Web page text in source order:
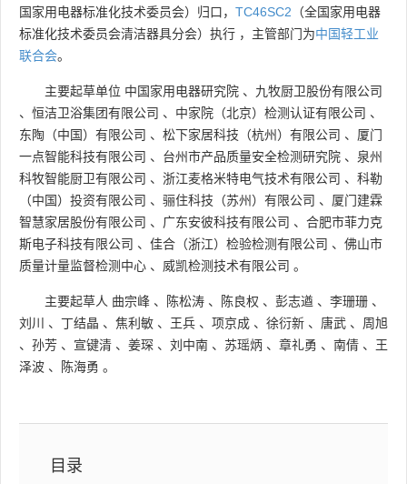
国家用电器标准化技术委员会）归口， TC46SC2 （全国家用电器
标准化技术委员会清洁器具分会）执行 ，主管部门为中国轻工业
联合会。
主要起草单位 中国家用电器研究院 、 九牧厨卫股份有限公司
、 恒洁卫浴集团有限公司 、 中家院（北京）检测认证有限公司 、
东陶（中国）有限公司 、 松下家居科技（杭州）有限公司 、 厦门
一点智能科技有限公司 、 台州市产品质量安全检测研究院 、 泉州
科牧智能厨卫有限公司 、 浙江麦格米特电气技术有限公司 、 科勒
（中国）投资有限公司 、 骊住科技（苏州）有限公司 、 厦门建霖
智慧家居股份有限公司 、 广东安彼科技有限公司 、 合肥市菲力克
斯电子科技有限公司 、 佳合（浙江）检验检测有限公司 、 佛山市
质量计量监督检测中心 、 威凯检测技术有限公司 。
主要起草人 曲宗峰 、 陈松涛 、 陈良权 、 彭志遒 、 李珊珊 、
刘川
、 丁结晶 、 焦利敏 、 王兵 、 项京成 、 徐衍新 、 唐武 、 周旭
、 孙芳 、 宣键清 、 姜琛 、 刘中南 、 苏瑶炳 、 章礼勇 、 南倩 、 王
泽波 、 陈海勇 。
目录